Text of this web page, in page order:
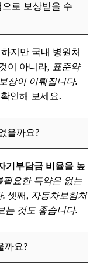
로 보상받을 수
하지만 국내 병원처
이 아니라, 표준약
상이 이뤄집니다.
인해 보세요.
을까요?
기부담금 비율을 높
필요한 특약은 없는
. 셋째, 자동차보험처
는 것도 좋습니다.
까요?